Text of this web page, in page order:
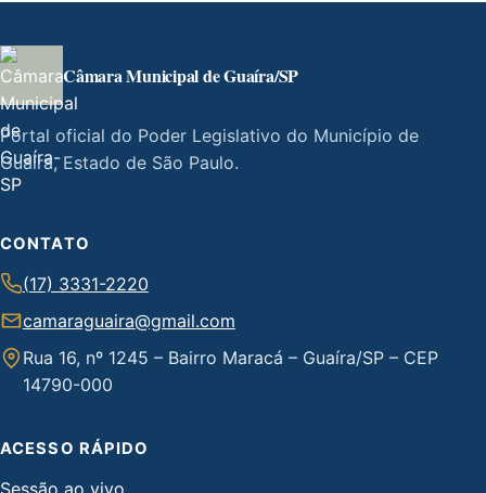
Câmara Municipal de Guaíra/SP
Portal oficial do Poder Legislativo do Município de
Guaíra, Estado de São Paulo.
CONTATO
(17) 3331-2220
camaraguaira@gmail.com
Rua 16, nº 1245 – Bairro Maracá – Guaíra/SP – CEP
14790-000
ACESSO RÁPIDO